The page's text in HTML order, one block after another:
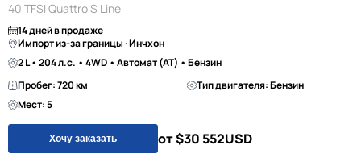
40 TFSI Quattro S Line
14 дней в продаже
Импорт из-за границы · Инчхон
2 L • 204 л.с. • 4WD • Автомат (AT) • Бензин
Пробег: 720 км
Тип двигателя: Бензин
Мест: 5
Хочу заказать от $30 552USD